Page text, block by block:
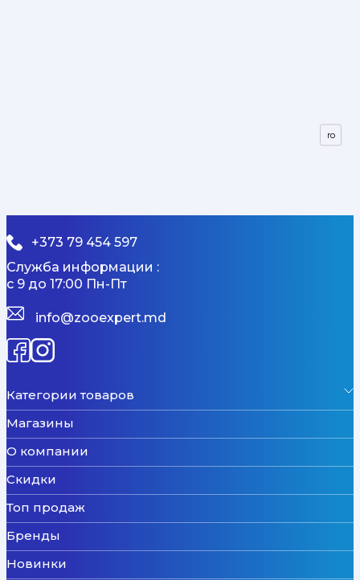
ro
+373 79 454 597
Служба информации :
с 9 до 17:00 Пн-Пт
info@zooexpert.md
Категории товаров
Магазины
О компании
Скидки
Топ продаж
Бренды
Новинки